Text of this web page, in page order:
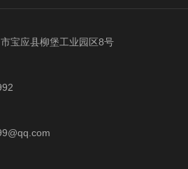
宝应县柳堡工业园区8号